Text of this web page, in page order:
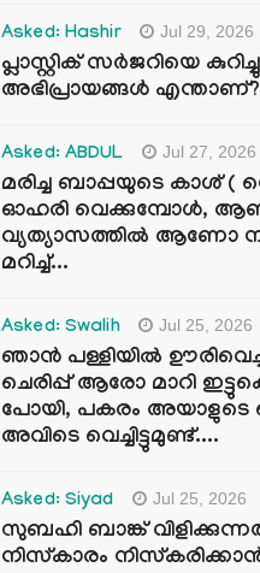
Asked: Hashir Jul 29, 2026
പ്ലാസ്റ്റിക് സർജറിയെ
അഭിപ്രായങ്ങൾ എന്താണ്?
Asked: ABDUL Jul 27, 2026
മരിച്ച ബാപ്പയുടെ കാശ്
ഓഹരി വെക്കുമ്പോൾ,
വ്യത്യാസത്തില്‍ ആണോ
മറിച്ച്...
Asked: Swalih Jul 25, 2026
ഞാൻ പള്ളിയിൽ
ചെരിപ്പ് ആരോ മാറി
പോയി, പകരം അയാളുടെ
അവിടെ വെച്ചിട്ടുമുണ്ട്....
Asked: Siyad Jul 25, 2026
സുബഹി ബാങ്ക്
നിസ്കാരം